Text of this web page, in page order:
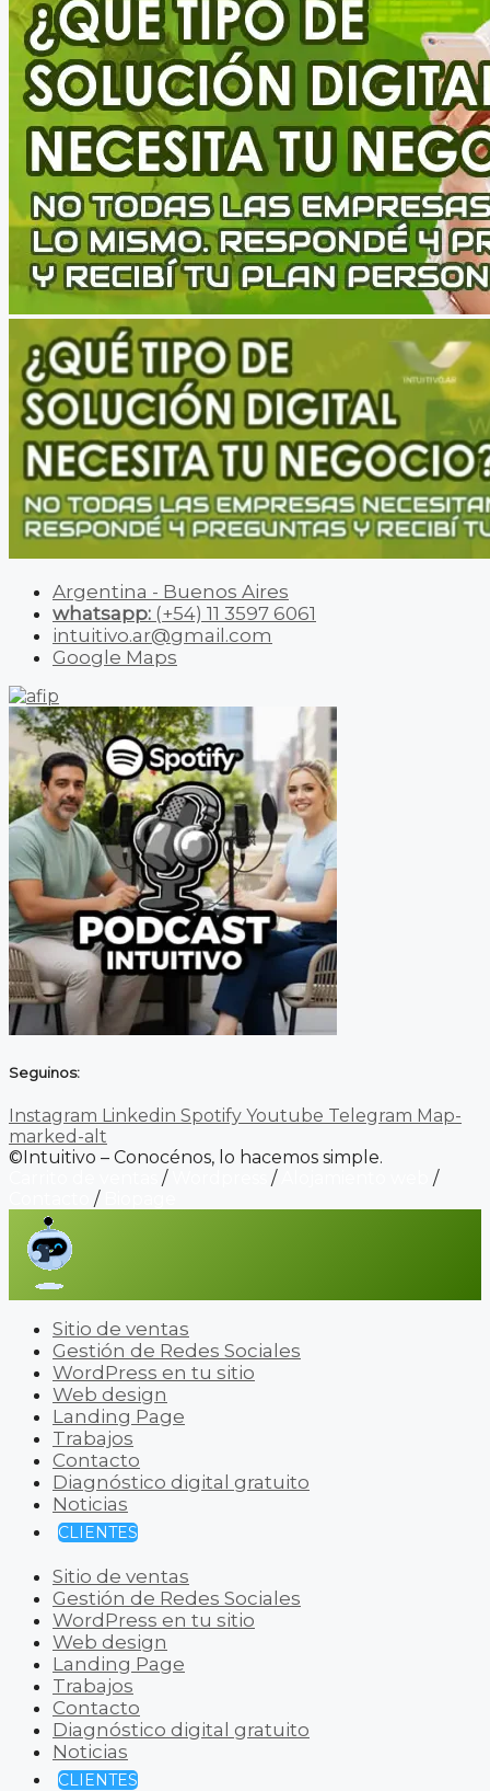
Argentina - Buenos Aires
whatsapp: (+54) 11 3597 6061
intuitivo.ar@gmail.com
Google Maps
Seguinos:
Instagram Linkedin Spotify Youtube Telegram Map-
marked-alt
©Intuitivo – Conocénos, lo hacemos simple.
/ /
/
/
Sitio de ventas
Gestión de Redes Sociales
WordPress en tu sitio
Web design
Landing Page
Trabajos
Contacto
Diagnóstico digital gratuito
Noticias
CLIENTES
Sitio de ventas
Gestión de Redes Sociales
WordPress en tu sitio
Web design
Landing Page
Trabajos
Contacto
Diagnóstico digital gratuito
Noticias
CLIENTES